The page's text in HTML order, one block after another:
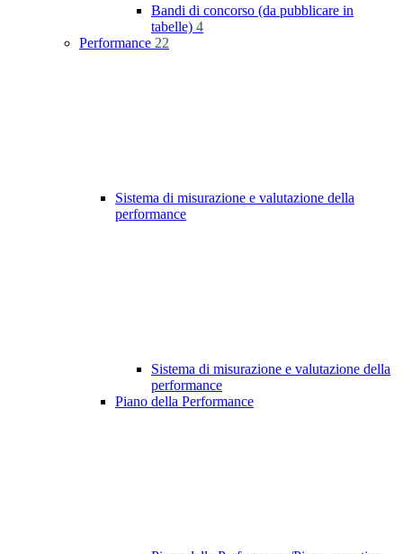
Bandi di concorso (da pubblicare in
tabelle) 4
Performance 22
Sistema di misurazione e valutazione della
performance
Sistema di misurazione e valutazione della
performance
Piano della Performance